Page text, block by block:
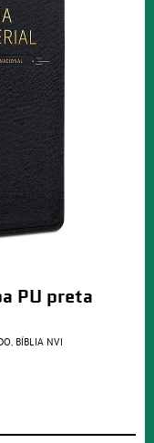
PU preta
, BÍBLIA NVI